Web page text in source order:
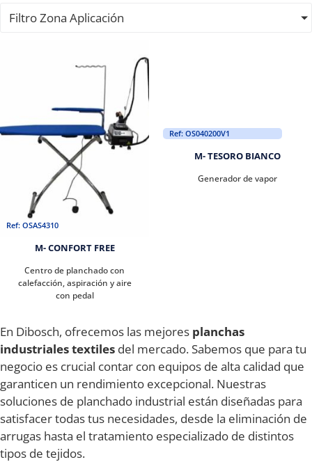
Filtro Zona Aplicación
Ref: OSAS4310
M- CONFORT FREE
Centro de planchado con
calefacción, aspiración y aire
con pedal
Ref: OS040200V1
M- TESORO BIANCO
Generador de vapor
En Dibosch, ofrecemos las mejores planchas
industriales textiles del mercado. Sabemos que para tu
negocio es crucial contar con equipos de alta calidad que
garanticen un rendimiento excepcional. Nuestras
soluciones de planchado industrial están diseñadas para
satisfacer todas tus necesidades, desde la eliminación de
arrugas hasta el tratamiento especializado de distintos
tipos de tejidos.